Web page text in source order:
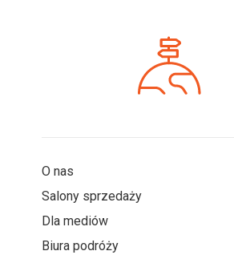
O nas
Salony sprzedaży
Dla mediów
Biura podróży